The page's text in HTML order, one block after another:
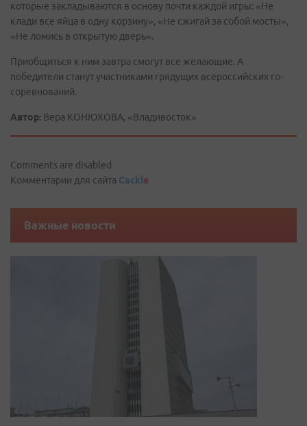
которые закладываются в основу почти каждой игры: «Не
клади все яйца в одну корзину», «Не сжигай за собой мосты»,
«Не ломись в открытую дверь».
Приобщиться к ним завтра смогут все желающие. А
победители станут участниками грядущих всероссийских го-
соревнований.
Автор: Вера КОНЮХОВА, «Владивосток»
Comments are disabled
Комментарии для сайта Cackle
Важные новости